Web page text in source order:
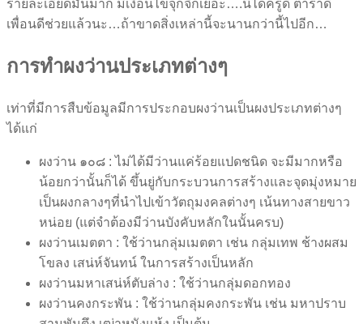
รายละเอียดมันมาก มีเงื่อนไขจุกจิกเยอะ….นี่ได้ครูดี ตำราดี
เพื่อนดีช่วยแล้วนะ…ถ้าขาดสิ่งเหล่านี้จะนานกว่านี้ไปอีก…
การทำผงว่านประเภทต่างๆ
เท่าที่มีการสืบข้อมูลมีการประกอบผงว่านเป็นผงประเภทต่างๆ
ได้แก่
ผงว่าน ๑๐๘ : ไม่ได้มีว่านแค่ร้อยแปดชนิด จะมีมากหรือ
น้อยกว่านั้นก็ได้ ขึ้นยู่กับกระบวนการสร้างและจุดมุ่งหมาย
เป็นผงกลางๆที่นำไปเข้าวัตถุมงคลต่างๆ เน้นทางสายขาว
หน่อย (แต่จำต้องมีว่านบังคับหลักในนั้นครบ)
ผงว่านเมตตา : ใช้ว่านกลุ่มเมตตา เช่น กลุ่มเทพ ช้างผสม
โขลง เสน่ห์จันทน์ ในการสร้างเป็นหลัก
ผงว่านมหาเสน่ห์ตับล่าง : ใช้ว่านกลุ่มดอกทอง
ผงว่านคงกระพัน : ใช้ว่านกลุ่มคงกระพัน เช่น มหาปราบ